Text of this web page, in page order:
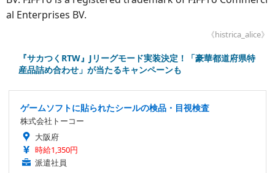
al Enterprises BV.
《histrica_alice》
『サカつくRTW』Jリーグモード実装決定！「豪華都道府県特
産品詰め合わせ」が当たるキャンペーンも
ゲームソフトに貼られたシールの検品・目視検査
株式会社トーコー
大阪府
時給1,350円
派遣社員